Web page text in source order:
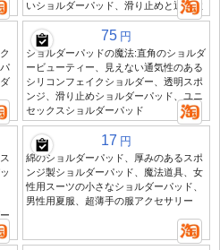
いショルダーパッド、滑り止めと通気性
75 円
ショルダーパッドの魔法:直角のショルダ
ービューティー、見えない通気性のある
シリコンフェイクショルダー、透明スポ
ンジ、滑り止めショルダーパッド、ユニ
セックスショルダーパッド
17 円
綿のショルダーパッド、厚みのあるスポ
ンジ製ショルダーパッド、魔法道具、女
性用スーツの小さなショルダーパッド、
男性用夏服、超薄手の服アクセサリー